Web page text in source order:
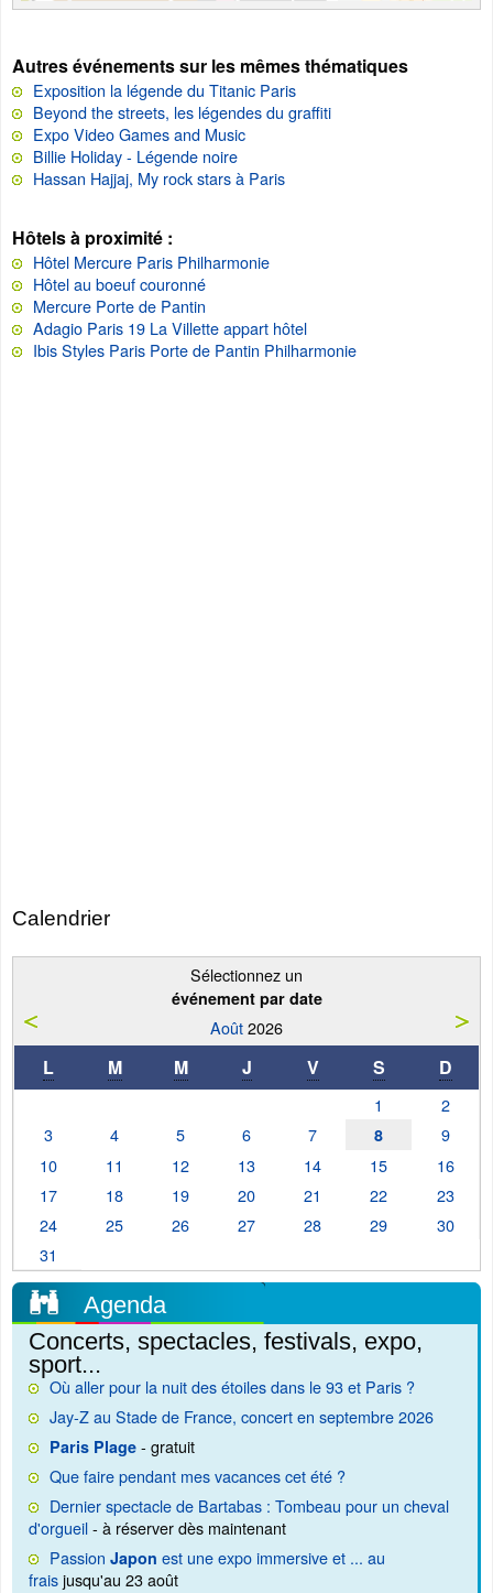
Autres événements sur les mêmes thématiques
Exposition la légende du Titanic Paris
Beyond the streets, les légendes du graffiti
Expo Video Games and Music
Billie Holiday - Légende noire
Hassan Hajjaj, My rock stars à Paris
Hôtels à proximité :
Hôtel Mercure Paris Philharmonie
Hôtel au boeuf couronné
Mercure Porte de Pantin
Adagio Paris 19 La Villette appart hôtel
Ibis Styles Paris Porte de Pantin Philharmonie
Calendrier
Sélectionnez un
événement par date
Août2026
L M M J V S D
1
2
3
4 5 6 7 8
9
10
11 12 13 14 15
16
17
18 19 20 21 22
23
24
25 26 27 28 29
30
31
Agenda
Concerts, spectacles, festivals, expo,
sport...
Où aller pour la nuit des étoiles dans le 93 et Paris ?
Jay-Z au Stade de France, concert en septembre 2026
Paris Plage - gratuit
Que faire pendant mes vacances cet été ?
Dernier spectacle de Bartabas : Tombeau pour un cheval
d'orgueil- à réserver dès maintenant
Passion Japon est une expo immersive et ... au
fraisjusqu'au 23 août